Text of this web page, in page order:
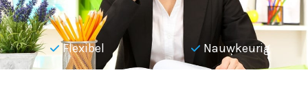
Flexibel Nauwkeurig